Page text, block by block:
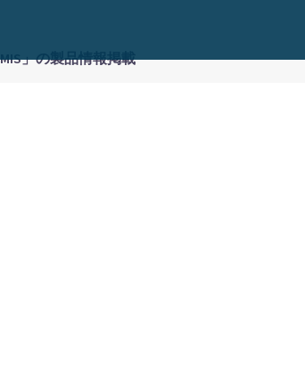
」の製品情報掲載